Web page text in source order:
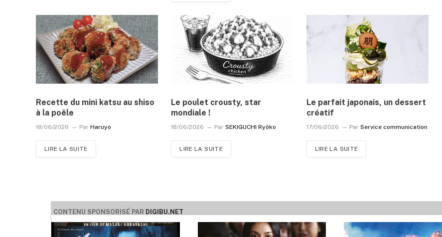
Recette du mini katsu au shiso
à la poêle
18/06/2026 Par Haruyo
LIRE LA SUITE
Le poulet crousty, star
mondiale !
18/06/2026 Par SEKIGUCHI Ryôko
LIRE LA SUITE
Le parfait japonais, un dessert
créatif
17/06/2026 Par Service communication
LIRE LA SUITE
CONTENU SPONSORISÉ PAR DIGIBU.NET